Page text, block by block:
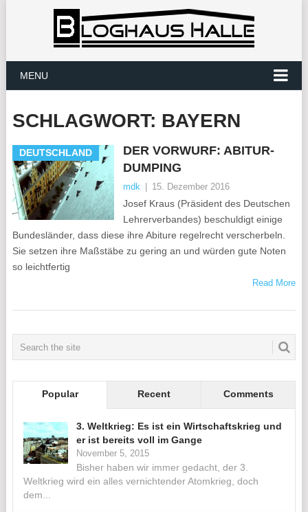
MENU
SCHLAGWORT: BAYERN
DEUTSCHLAND
DER VORWURF: ABITUR-
DUMPING
mdk 15. Dezember 2016
Josef Kraus (Präsident des Deutschen
Lehrerverbandes) beschuldigt einige
Bundesländer, dass diese ihre Abiture regelrecht verscherbeln.
Sie setzen ihre Maßstäbe zu gering an und würden gute Noten
so leichtfertig
Read More
Popular Recent Comments
3. Weltkrieg: Es ist ein Wirtschaftskrieg und
er ist bereits voll im Gange
November 5, 2015
Bisher haben wir immer gedacht, der 3.
Weltkrieg wird ein alles vernichtender Atomkrieg, doch
dem...